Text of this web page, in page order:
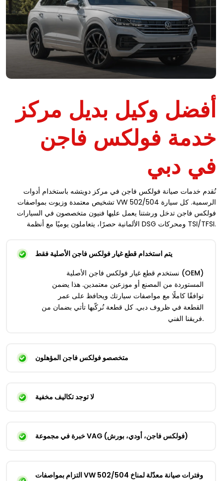
أفضل وكيل بديل مركز
خدمة فولكس فاجن
في دبي
نُقدم خدمات صيانة فولكس فاجن في مركز دويتشه باستخدام أدوات
تشخيص معتمدة وزيوت بمواصفات VW 502/504 الرسمية. كل سيارة
فولكس فاجن تدخل ورشتنا يعمل عليها فنيون متخصصون في السيارات
الألمانية حصرًا، يتعاملون يوميًا مع أنظمة DSG ومحركات TSI/TFSI.
يتم استخدام قطع غيار فولكس فاجن الأصلية فقط
نستخدم قطع غيار فولكس فاجن الأصلية (OEM)
المستوردة من المصنع أو موزعين معتمدين. هذا يضمن
توافقًا كاملًا مع مواصفات سيارتك ويحافظ على عمر
القطعة في ظروف دبي. كل قطعة نُركّبها تأتي بضمان من
فريقنا الفني.
متخصصو فولكس فاجن المؤهلون
لا توجد تكاليف مخفية
خبرة في مجموعة VAG (فولكس فاجن، أودي، بورش)
التزام بمواصفات VW 502/504 وفترات صيانة معدّلة لمناخ